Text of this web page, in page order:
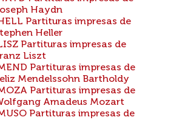
Haydn
Partituras impresas de
Heller
Partituras impresas de
Liszt
Partituras impresas de
Mendelssohn Bartholdy
Partituras impresas de
Amadeus Mozart
Partituras impresas de